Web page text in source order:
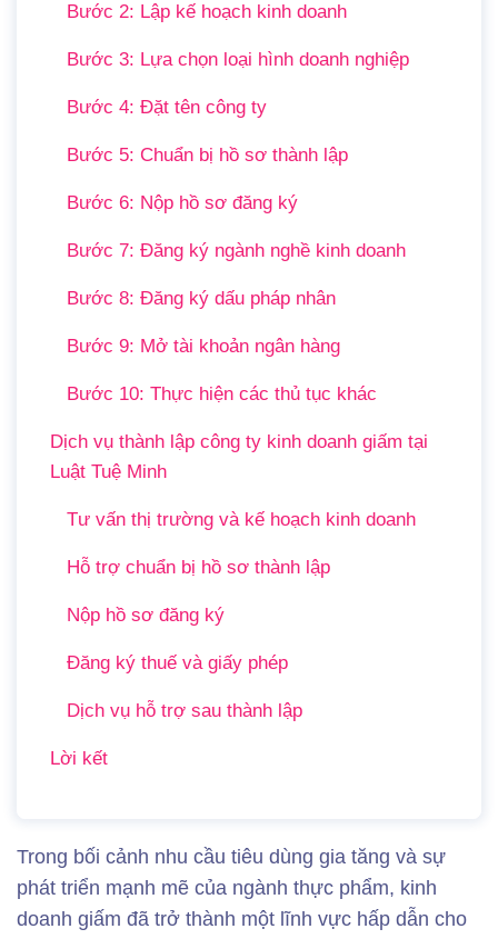
Bước 2: Lập kế hoạch kinh doanh
Bước 3: Lựa chọn loại hình doanh nghiệp
Bước 4: Đặt tên công ty
Bước 5: Chuẩn bị hồ sơ thành lập
Bước 6: Nộp hồ sơ đăng ký
Bước 7: Đăng ký ngành nghề kinh doanh
Bước 8: Đăng ký dấu pháp nhân
Bước 9: Mở tài khoản ngân hàng
Bước 10: Thực hiện các thủ tục khác
Dịch vụ thành lập công ty kinh doanh giấm tại
Luật Tuệ Minh
Tư vấn thị trường và kế hoạch kinh doanh
Hỗ trợ chuẩn bị hồ sơ thành lập
Nộp hồ sơ đăng ký
Đăng ký thuế và giấy phép
Dịch vụ hỗ trợ sau thành lập
Lời kết
Trong bối cảnh nhu cầu tiêu dùng gia tăng và sự
phát triển mạnh mẽ của ngành thực phẩm, kinh
doanh giấm đã trở thành một lĩnh vực hấp dẫn cho